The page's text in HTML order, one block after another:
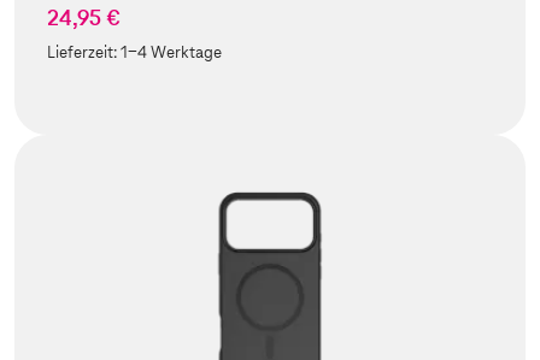
24,95 €
Lieferzeit:1-4 Werktage